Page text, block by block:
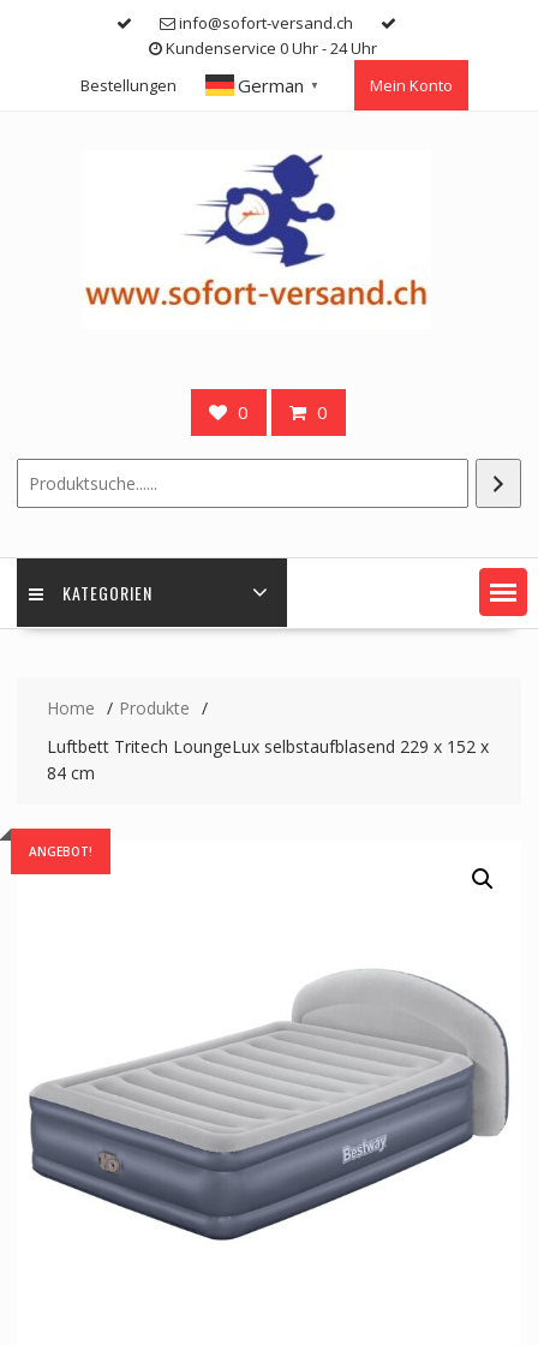
info@sofort-versand.ch
Kundenservice 0 Uhr - 24 Uhr
Bestellungen
German ▼ Mein Konto
0 0
KATEGORIEN
Home
Produkte
Luftbett Tritech LoungeLux selbstaufblasend 229 x 152 x
84 cm
ANGEBOT!